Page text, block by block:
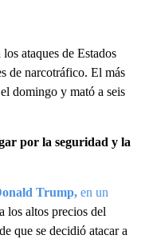
los ataques de Estados
de narcotráfico. El más
domingo y mató a seis
por la seguridad y la
Trump, en un
los altos precios del
que se decidió atacar a